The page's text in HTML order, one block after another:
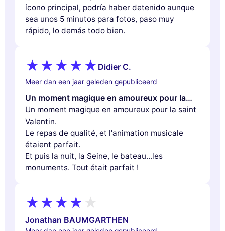
ícono principal, podría haber detenido aunque
sea unos 5 minutos para fotos, paso muy
rápido, lo demás todo bien.
Didier C.
Meer dan een jaar geleden gepubliceerd
Un moment magique en amoureux pour la…
Un moment magique en amoureux pour la saint
Valentin.
Le repas de qualité, et l'animation musicale
étaient parfait.
Et puis la nuit, la Seine, le bateau...les
monuments. Tout était parfait !
Jonathan BAUMGARTHEN